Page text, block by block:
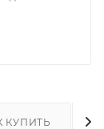
КУПИТЬ